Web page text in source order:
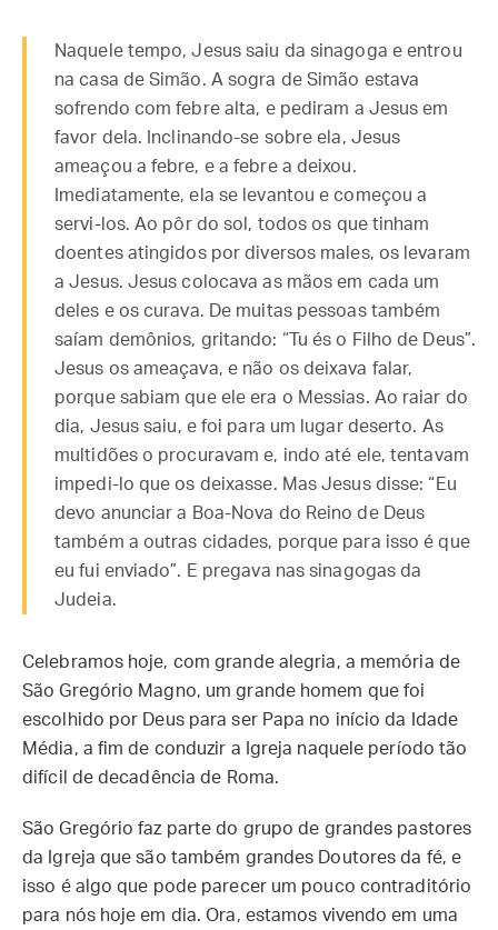
Naquele tempo, Jesus saiu da sinagoga e entrou
na casa de Simão. A sogra de Simão estava
sofrendo com febre alta, e pediram a Jesus em
favor dela. Inclinando-se sobre ela, Jesus
ameaçou a febre, e a febre a deixou.
Imediatamente, ela se levantou e começou a
servi-los. Ao pôr do sol, todos os que tinham
doentes atingidos por diversos males, os levaram
a Jesus. Jesus colocava as mãos em cada um
deles e os curava. De muitas pessoas também
saíam demônios, gritando: “Tu és o Filho de Deus”.
Jesus os ameaçava, e não os deixava falar,
porque sabiam que ele era o Messias. Ao raiar do
dia, Jesus saiu, e foi para um lugar deserto. As
multidões o procuravam e, indo até ele, tentavam
impedi-lo que os deixasse. Mas Jesus disse: “Eu
devo anunciar a Boa-Nova do Reino de Deus
também a outras cidades, porque para isso é que
eu fui enviado”. E pregava nas sinagogas da
Judeia.
Celebramos hoje, com grande alegria, a memória de
São Gregório Magno, um grande homem que foi
escolhido por Deus para ser Papa no início da Idade
Média, a fim de conduzir a Igreja naquele período tão
difícil de decadência de Roma.
São Gregório faz parte do grupo de grandes pastores
da Igreja que são também grandes Doutores da fé, e
isso é algo que pode parecer um pouco contraditório
para nós hoje em dia. Ora, estamos vivendo em uma